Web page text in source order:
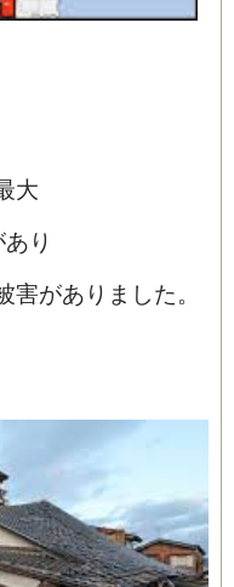
大
り
がありました。